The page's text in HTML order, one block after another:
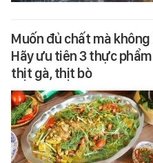
Muốn đủ chất mà
Hãy ưu tiên 3 thực
thịt gà, thịt bò